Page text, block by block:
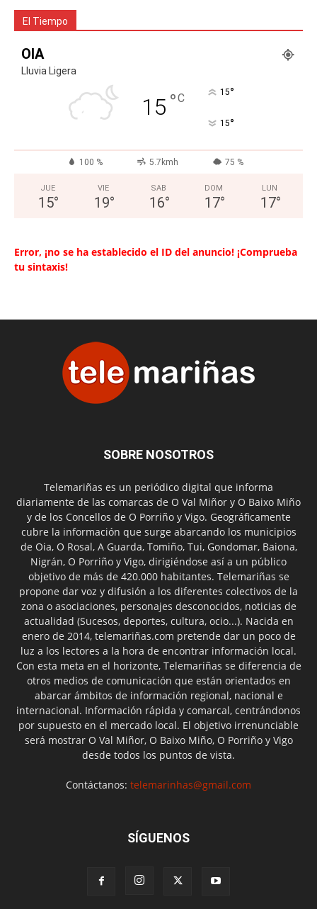
El Tiempo
OIA
Lluvia Ligera
15 °C 15°
15°
100 % 5.7kmh 75 %
JUE
15°
VIE
19°
SAB
16°
DOM
17°
LUN
17°
Error, ¡no se ha establecido el ID del anuncio! ¡Comprueba
tu sintaxis!
SOBRE NOSOTROS
Telemariñas es un periódico digital que informa
diariamente de las comarcas de O Val Miñor y O Baixo Miño
y de los Concellos de O Porriño y Vigo. Geográficamente
cubre la información que surge abarcando los municipios
de Oia, O Rosal, A Guarda, Tomiño, Tui, Gondomar, Baiona,
Nigrán, O Porriño y Vigo, dirigiéndose así a un público
objetivo de más de 420.000 habitantes. Telemariñas se
propone dar voz y difusión a los diferentes colectivos de la
zona o asociaciones, personajes desconocidos, noticias de
actualidad (Sucesos, deportes, cultura, ocio...). Nacida en
enero de 2014, telemariñas.com pretende dar un poco de
luz a los lectores a la hora de encontrar información local.
Con esta meta en el horizonte, Telemariñas se diferencia de
otros medios de comunicación que están orientados en
abarcar ámbitos de información regional, nacional e
internacional. Información rápida y comarcal, centrándonos
por supuesto en el mercado local. El objetivo irrenunciable
será mostrar O Val Miñor, O Baixo Miño, O Porriño y Vigo
desde todos los puntos de vista.
Contáctanos: telemarinhas@gmail.com
SÍGUENOS